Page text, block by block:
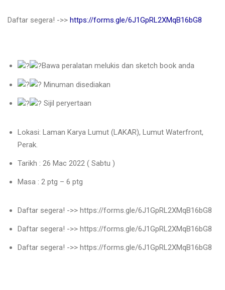
Daftar segera! ->> https://forms.gle/6J1GpRL2XMqB16bG8
Bawa peralatan melukis dan sketch book anda
Minuman disediakan
Sijil peryertaan
Lokasi: Laman Karya Lumut (LAKAR), Lumut Waterfront,
Perak.
Tarikh : 26 Mac 2022 ( Sabtu )
Masa : 2 ptg – 6 ptg
Daftar segera! ->> https://forms.gle/6J1GpRL2XMqB16bG8
Daftar segera! ->> https://forms.gle/6J1GpRL2XMqB16bG8
Daftar segera! ->> https://forms.gle/6J1GpRL2XMqB16bG8